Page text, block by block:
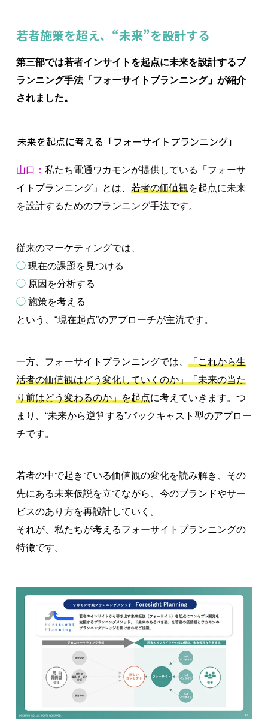
若者施策を超え、“未来”を設計する
第三部では若者インサイトを起点に未来を設計するプ
ランニング手法「フォーサイトプランニング」が紹介
されました。
未来を起点に考える「フォーサイトプランニング」
山口： 私たち電通ワカモンが提供している「フォーサ
イトプランニング」とは、 若者の価値観を起点に未来
を設計するためのプランニング手法です。
従来のマーケティングでは、
◯ 現在の課題を見つける
◯ 原因を分析する
◯ 施策を考える
という、“現在起点”のアプローチが主流です。
一方、フォーサイトプランニングでは、 「これから生
活者の価値観はどう変化していくのか」「未来の当た
り前はどう変わるのか」を起点に考えていきます。つ
まり、“未来から逆算する”バックキャスト型のアプロー
チです。
若者の中で起きている価値観の変化を読み解き、その
先にある未来仮説を立てながら、今のブランドやサー
ビスのあり方を再設計していく。
それが、私たちが考えるフォーサイトプランニングの
特徴です。